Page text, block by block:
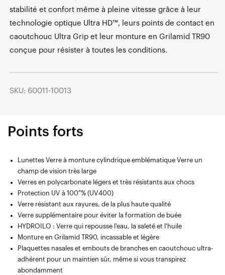
stabilité et confort même à pleine vitesse grâce à leur
technologie optique Ultra HD™, leurs points de contact en
caoutchouc Ultra Grip et leur monture en Grilamid TR90
conçue pour résister à toutes les conditions.
SKU: 60011-10013
Points forts
Lunettes Verre à monture cylindrique emblématique Verre un
champ de vision très large
Verres en polycarbonate légers et très résistants aux chocs
Protection UV à 100 % (UV400)
Verre résistant aux rayures, de la plus haute qualité
Verre supplémentaire pour éviter la formation de buée
HYDROILO : Verre qui repousse l'eau, la saleté et l'huile
Monture en Grilamid TR90, incassable et légère
Plaquettes nasales et embouts de branches en caoutchouc ultra-
adhérent pour un maintien sûr, même si vous transpirez
abondamment